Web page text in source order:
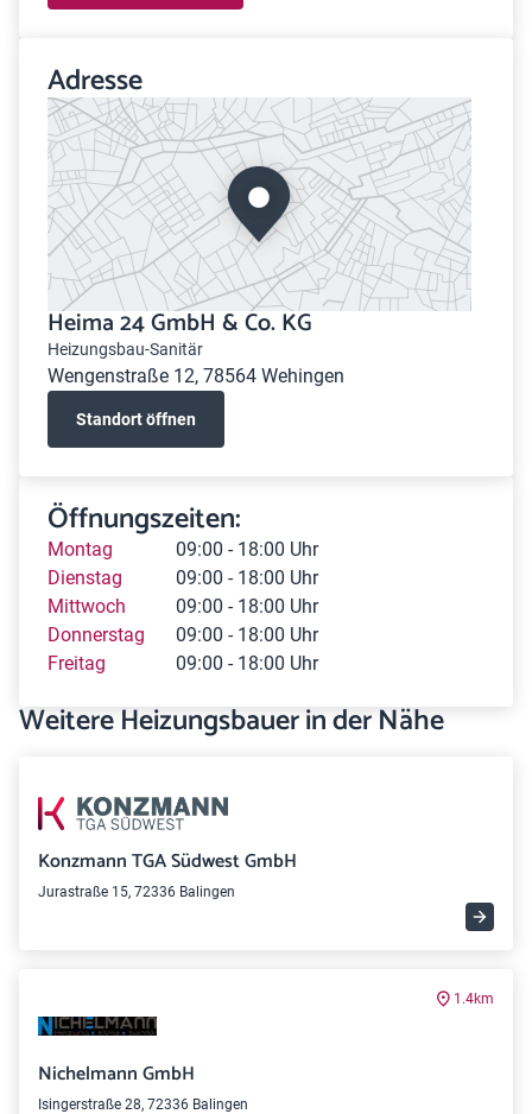
Adresse
Heima 24 GmbH & Co. KG
Heizungsbau-Sanitär
Wengenstraße 12, 78564 Wehingen
Standort öffnen
Öffnungszeiten:
Montag
09:00 - 18:00 Uhr
Dienstag
09:00 - 18:00 Uhr
Mittwoch
09:00 - 18:00 Uhr
Donnerstag
09:00 - 18:00 Uhr
Freitag
09:00 - 18:00 Uhr
Weitere Heizungsbauer in der Nähe
Konzmann TGA Südwest GmbH
Jurastraße 15, 72336 Balingen
1.4km
Nichelmann GmbH
Isingerstraße 28, 72336 Balingen